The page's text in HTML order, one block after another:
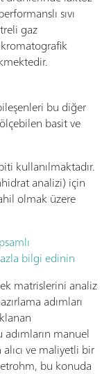
sıvı
gaz
kromatografik
bu diğer
basit ve
kullanılmaktadır.
analizi) için
olmak üzere
bilgi edinin
matrislerini analiz
adımları
manuel
ve maliyetli bir
bu konuda